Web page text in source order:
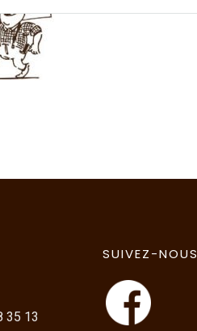
35 13
SUIVEZ-NOUS